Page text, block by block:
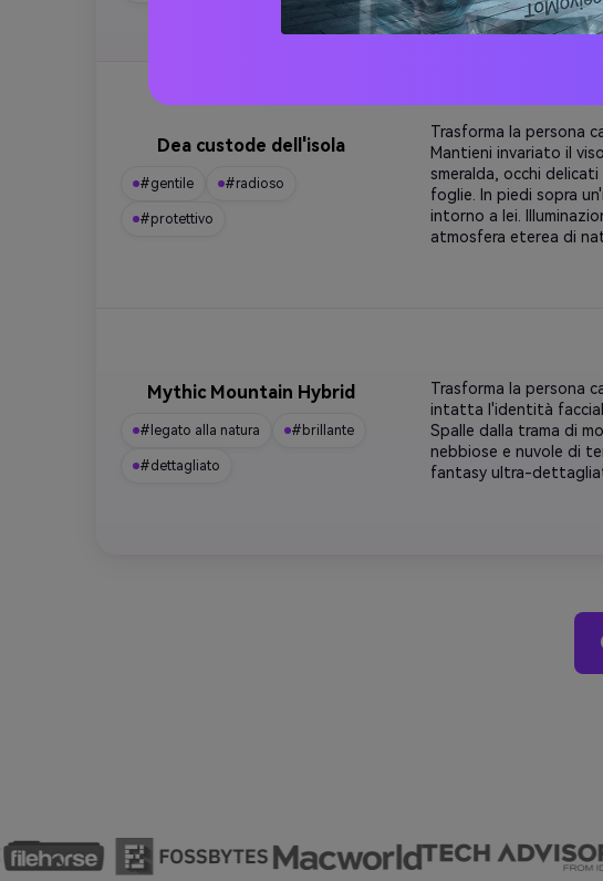
Dea custode dell'isola
#gentile #radioso
#protettivo
Trasforma la persona
Mantieni invariato il
smeralda, occhi
foglie. In piedi sopra
intorno a lei.
atmosfera eterea di
Mythic Mountain Hybrid
#legato alla natura #brillante
#dettagliato
Trasforma la persona
intatta l'identità
Spalle dalla trama di
nebbiose e nuvole di
fantasy ultra-